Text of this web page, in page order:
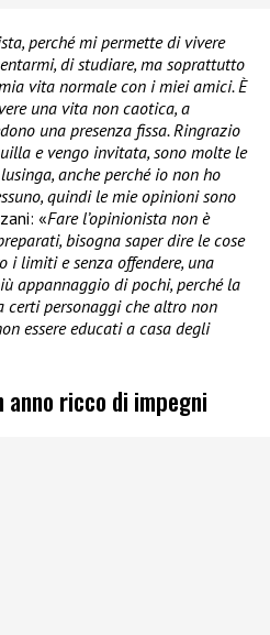
perché mi permette di vivere
di studiare, ma soprattutto
vita normale con i miei amici. È
una vita non caotica, a
una presenza fissa.Ringrazio
e vengo invitata, sono molte le
anche perché io non ho
quindi le mie opinioni sono
«Fare l’opinionista non è
bisogna saper dire le cose
i limiti e senza offendere, una
appannaggio di pochi, perché la
certi personaggi che altro non
essere educati a casa degli
ricco di impegni